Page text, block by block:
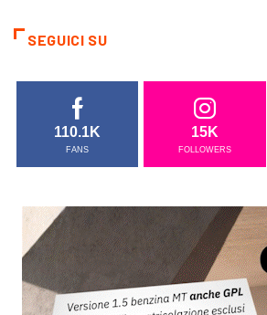
SEGUICI SU
110.1K
FANS
15K
FOLLOWERS